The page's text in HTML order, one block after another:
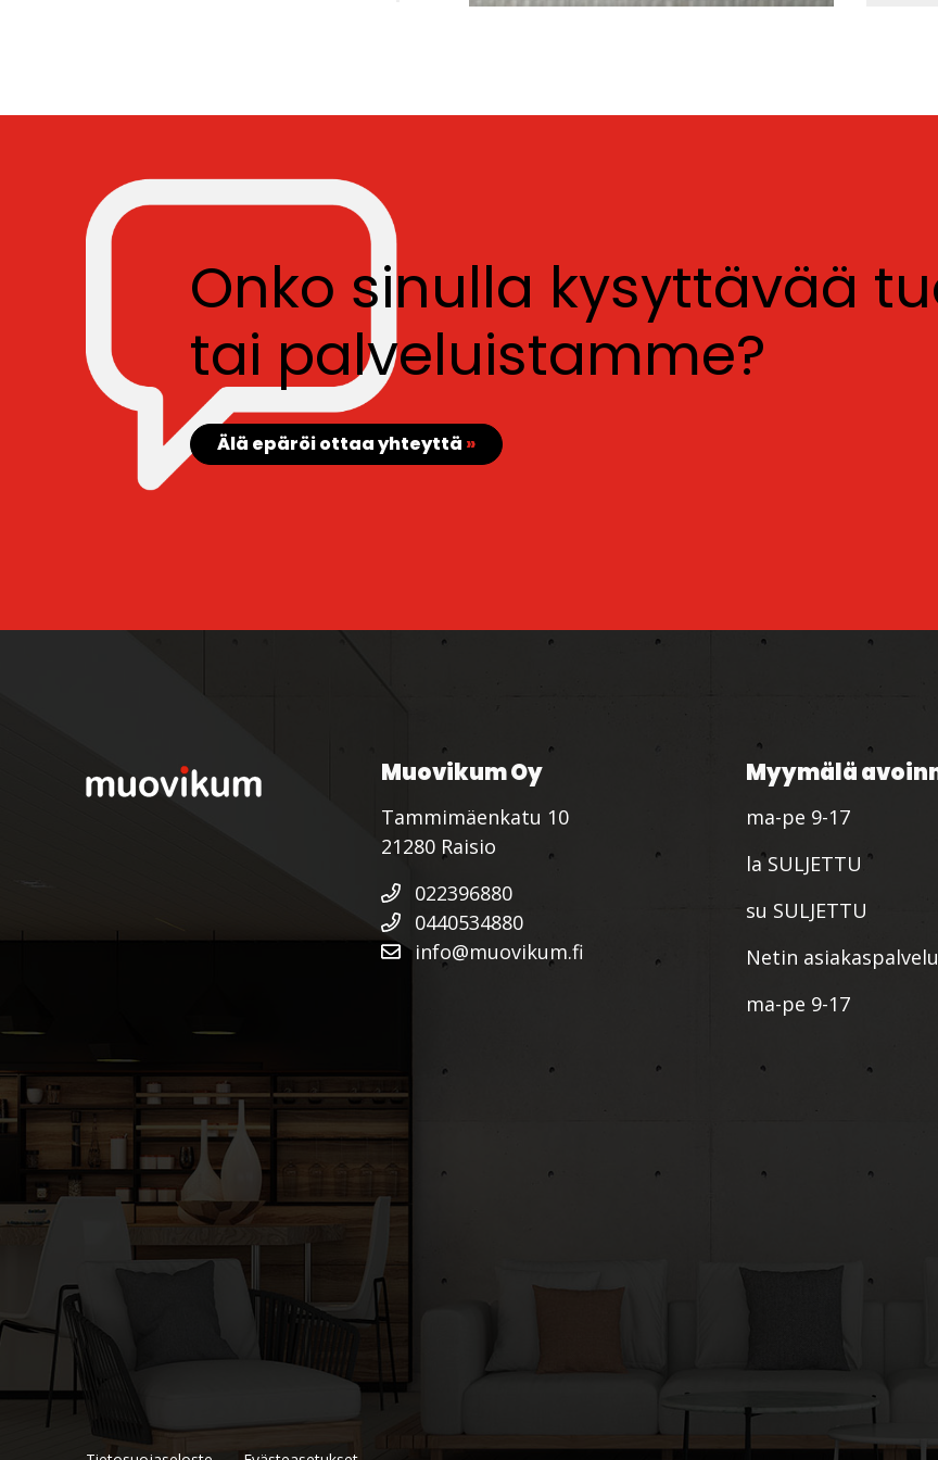
Onko sinulla kysyttävää
tai palveluistamme?
Älä epäröi ottaa yhteyttä »
Muovikum Oy
Tammimäenkatu 10
21280 Raisio
022396880
0440534880
info@muovikum.fi
Myymälä
ma-pe 9-17
la SULJETTU
su SULJETTU
Netin asiakaspalvelu
ma-pe 9-17